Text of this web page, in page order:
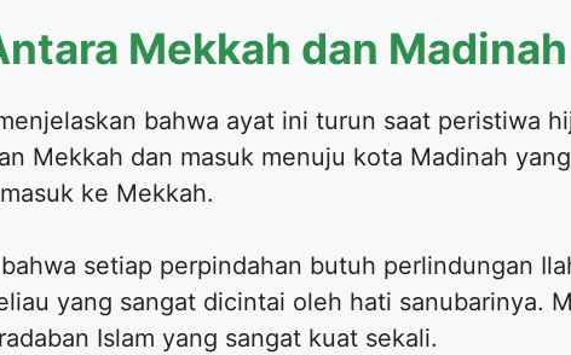
Mekkah dan Madinah
bahwa ayat ini turun saat peristiwa
Mekkah dan masuk menuju kota Madinah
ke Mekkah.
setiap perpindahan butuh perlindungan
yang sangat dicintai oleh hati sanubarinya.
Islam yang sangat kuat sekali.